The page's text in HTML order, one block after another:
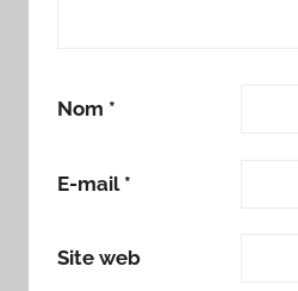
Nom *
E-mail *
Site web